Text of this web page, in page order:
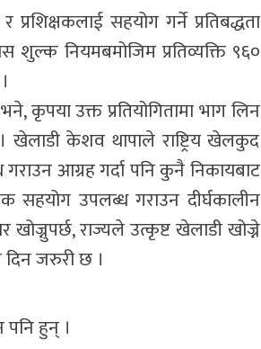
सहयोग गर्ने प्रतिबद्धता
नियमबमोजिम प्रतिव्यक्ति ९६०
कृपया उक्त प्रतियोगितामा भाग लिन
खेलाडी केशव थापाले राष्ट्रिय खेलकुद
आग्रह गर्दा पनि कुनै निकायबाट
उपलब्ध गराउन दीर्घकालीन
राज्यले उत्कृष्ट खेलाडी खोज्ने
जरुरी छ ।
हुन् ।